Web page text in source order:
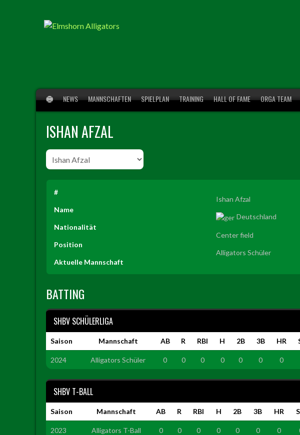
NEWS MANNSCHAFTEN SPIELPLAN TRAINING HALL OF FAME ORGA TEAM
ISHAN AFZAL
#
Name
Ishan Afzal
Nationalität
Deutschland
Position
Center field
Aktuelle Mannschaft
Alligators Schüler
BATTING
SHBV SCHÜLERLIGA
Saison Mannschaft AB R RBI H 2B 3B HR
2024 Alligators Schüler 0 0 0 0 0 0 0
SHBV T-BALL
Saison Mannschaft AB R RBI H 2B 3B HR
2023 Alligators T-Ball 0 0 0 0 0 0 0